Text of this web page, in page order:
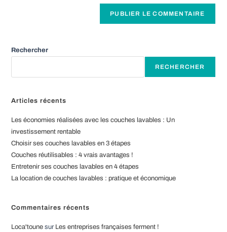
e
t
v
e
Rechercher
RECHERCHER
Articles récents
Les économies réalisées avec les couches lavables : Un
investissement rentable
Choisir ses couches lavables en 3 étapes
Couches réutilisables : 4 vrais avantages !
Entretenir ses couches lavables en 4 étapes
La location de couches lavables : pratique et économique
Commentaires récents
Loca'toune sur Les entreprises françaises ferment !